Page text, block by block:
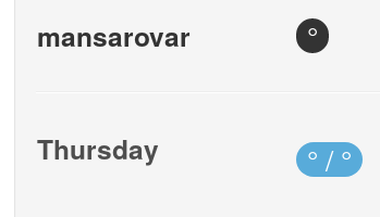
mansarovar °
Thursday ° / °